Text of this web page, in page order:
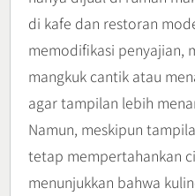
di kafe dan restoran
memodifikasi penyajian,
mangkuk cantik atau
agar tampilan lebih
Namun, meskipun
tetap mempertahankan
menunjukkan bahwa